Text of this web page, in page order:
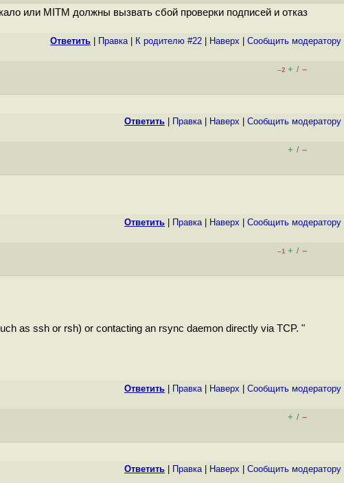
или MITM должны вызвать сбой проверки подписей и отказ
Ответить Правка| К родителю #22 Наверх Cообщить модератору
–2 + / –
Ответить Правка| Наверх Cообщить модератору
+ / –
Ответить Правка| Наверх Cообщить модератору
–1 + / –
as ssh or rsh) or contacting an rsync daemon directly via TCP. "
Ответить Правка| Наверх Cообщить модератору
+ / –
Ответить Правка| Наверх Cообщить модератору